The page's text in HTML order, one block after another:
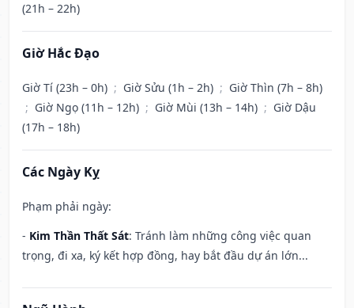
(21h – 22h)
Giờ Hắc Đạo
Giờ Tí (23h – 0h) ; Giờ Sửu (1h – 2h) ; Giờ Thìn (7h – 8h)
; Giờ Ngọ (11h – 12h) ; Giờ Mùi (13h – 14h) ; Giờ Dậu
(17h – 18h)
Các Ngày Kỵ
Phạm phải ngày:
- Kim Thần Thất Sát: Tránh làm những công việc quan
trọng, đi xa, ký kết hợp đồng, hay bắt đầu dự án lớn...